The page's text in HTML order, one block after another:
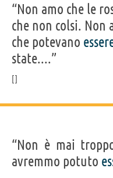
“Non amo che le
che non colsi. Non
che potevano
state....”
“Non è mai
avremmo potuto